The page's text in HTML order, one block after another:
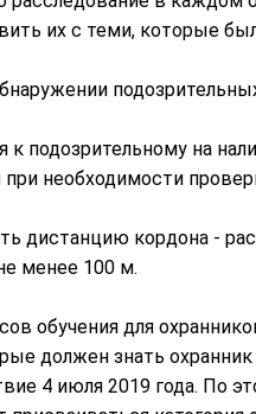
их с теми, которые
к подозрительному на
необходимости
дистанцию кордона -
менее 100 м.
обучения для
должен знать
4 июля 2019 года. По